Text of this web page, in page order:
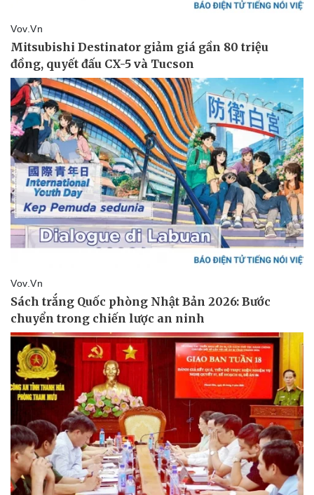
Văn hóa
Sân khấu - Điện ảnh
Văn học
Âm nhạc
Di sản
Giải trí
Nghệ sĩ
Thời trang
Sao Việt